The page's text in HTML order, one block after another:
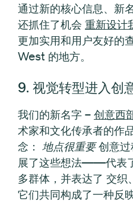
通过新的核心信息、新
还抓住了机会 重新设计
更加实用和用户友好的
West 的地方。
9. 视觉转型进入创
我们的新名字 – 创意西
术家和文化传承者的作
念： 地点很重要创意过
展了这些想法——代表
多群体，并表达了 交织
它们共同构成了一种反